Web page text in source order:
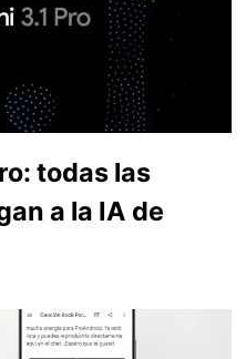
todas las
a la IA de